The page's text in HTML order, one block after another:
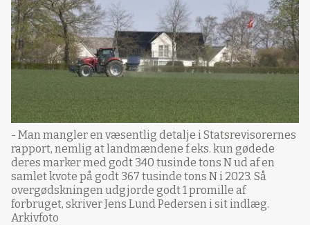
- Man mangler en væsentlig detalje i Statsrevisorernes
rapport, nemlig at landmændene f.eks. kun gødede
deres marker med godt 340 tusinde tons N ud af en
samlet kvote på godt 367 tusinde tons N i 2023. Så
overgødskningen udgjorde godt 1 promille af
forbruget, skriver Jens Lund Pedersen i sit indlæg.
Arkivfoto